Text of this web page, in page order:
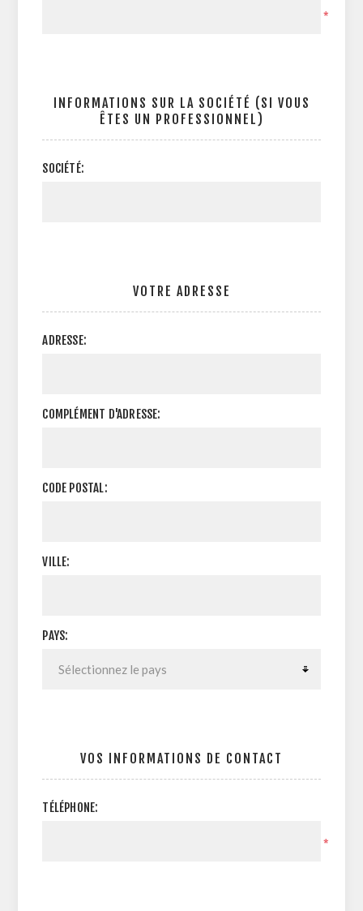
*
INFORMATIONS SUR LA SOCIÉTÉ (SI VOUS
ÊTES UN PROFESSIONNEL)
SOCIÉTÉ:
VOTRE ADRESSE
ADRESSE:
COMPLÉMENT D'ADRESSE:
CODE POSTAL:
VILLE:
PAYS:
VOS INFORMATIONS DE CONTACT
TÉLÉPHONE:
*